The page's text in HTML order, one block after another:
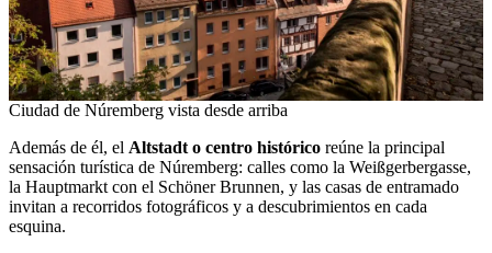
Ciudad de Núremberg vista desde arriba
Además de él, el Altstadt o centro histórico reúne la principal
sensación turística de Núremberg: calles como la Weißgerbergasse,
la Hauptmarkt con el Schöner Brunnen, y las casas de entramado
invitan a recorridos fotográficos y a descubrimientos en cada
esquina.